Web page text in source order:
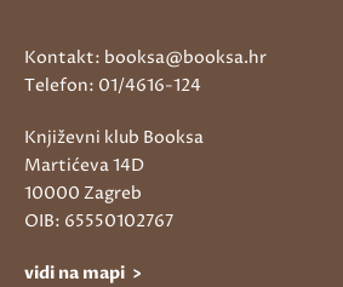
Kontakt: booksa@booksa.hr
Telefon: 01/4616-124
Književni klub Booksa
Martićeva 14D
10000 Zagreb
OIB: 65550102767
vidi na mapi >